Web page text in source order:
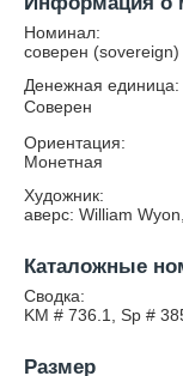
Номинал:
соверен (sovereign)
Денежная единица:
Соверен
Ориентация:
Монетная
Художник:
аверс: William
Каталожные
Сводка:
KM # 736.1, Sp #
Размер